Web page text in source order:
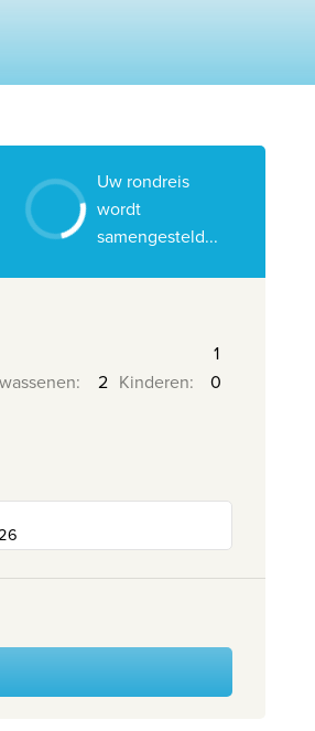
Voorwaarden
Uw rondreis
wordt
samengesteld...
: Kinderen: